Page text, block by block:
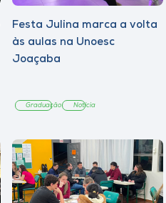
Festa Julina marca a volta
às aulas na Unoesc
Joaçaba
Graduação Notícia